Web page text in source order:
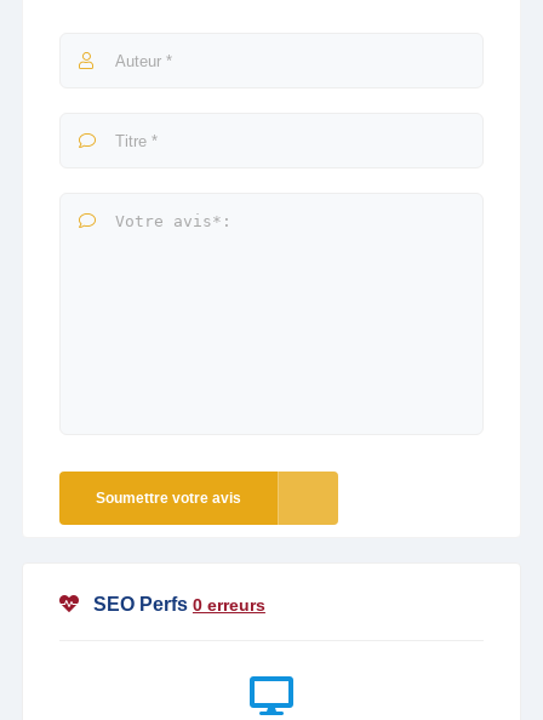
Soumettre votre avis
SEO Perfs 0 erreurs